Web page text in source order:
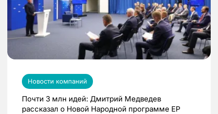
Новости компаний
Почти 3 млн идей: Дмитрий Медведев
рассказал о Новой Народной программе ЕР